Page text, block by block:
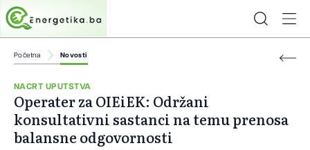
Početna Novosti
NACRT UPUTSTVA
Operater za OIEiEK: Održani
konsultativni sastanci na temu prenosa
balansne odgovornosti